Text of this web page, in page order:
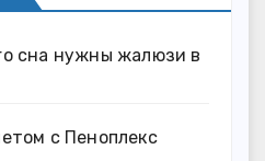
сна нужны жалюзи в
с Пеноплекс